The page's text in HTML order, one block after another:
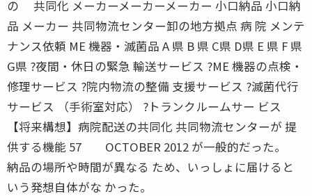
の 共同化 メーカーメーカーメーカー 小口納品 小口納
品 メーカー 共同物流センター卸の地方拠点 病 院 メンテ
ナンス依頼 ME 機器・滅菌品 A 県 B 県 C県 D県 E 県 F 県
G県 ?夜間・休日の緊急 輸送サービス ?ME 機器の点検・
修理サービス ?院内物流の整備 支援サービス ?滅菌代行
サービス （手術室対応） ?トランクルームサー ビス
【将来構想】病院配送の共同化 共同物流センターが 提
供する機能 57 OCTOBER 2012 が一般的だった。
納品の場所や時間が異なる ため、いっしょに届けると
いう発想自体がな かった。